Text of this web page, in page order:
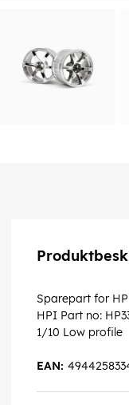
Sparepart for
HPI Part no:
1/10 Low profile
EAN: